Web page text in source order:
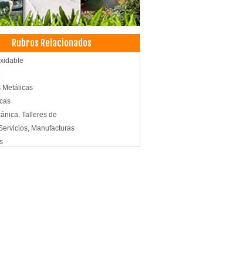
Rubros Relacionados
Metálicas
Talleres de
Manufacturas